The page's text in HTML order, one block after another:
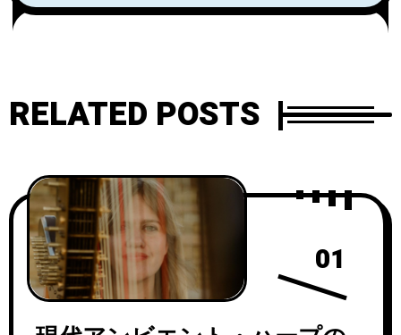
Something」を4月3日にリリー
RELATED POSTS
01